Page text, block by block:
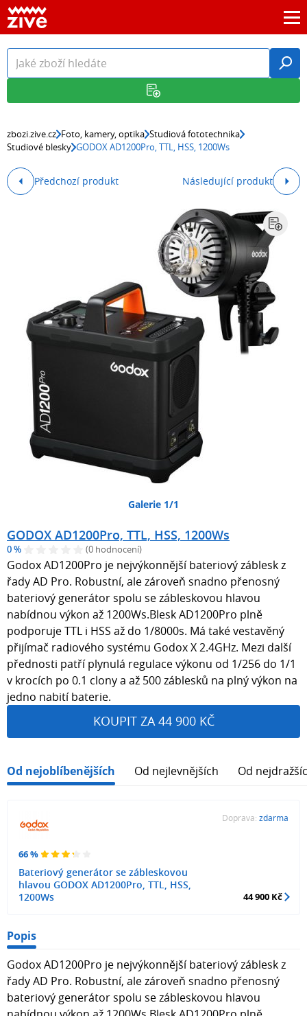
zbozi.zive.cz Foto, kamery, optika Studiová fototechnika
Studiové blesky GODOX AD1200Pro, TTL, HSS, 1200Ws
Předchozí produkt Následující produkt
Galerie 1/1
GODOX AD1200Pro, TTL, HSS, 1200Ws
0 % (0 hodnocení)
Godox AD1200Pro je nejvýkonnější bateriový záblesk z
řady AD Pro. Robustní, ale zároveň snadno přenosný
bateriový generátor spolu se zábleskovou hlavou
nabídnou výkon až 1200Ws.Blesk AD1200Pro plně
podporuje TTL i HSS až do 1/8000s. Má také vestavěný
přijímač radiového systému Godox X 2.4GHz. Mezi další
přednosti patří plynulá regulace výkonu od 1/256 do 1/1
v krocích po 0.1 clony a až 500 záblesků na plný výkon na
jedno nabití baterie.
KOUPIT ZA 44 900 KČ
Od nejoblíbenějších Od nejlevnějších Od
66 %
Bateriový generátor se zábleskovou
hlavou GODOX AD1200Pro, TTL, HSS,
1200Ws
Doprava: zdarma
44 900 Kč
Popis
Godox AD1200Pro je nejvýkonnější bateriový záblesk z
řady AD Pro. Robustní, ale zároveň snadno přenosný
bateriový generátor spolu se zábleskovou hlavou